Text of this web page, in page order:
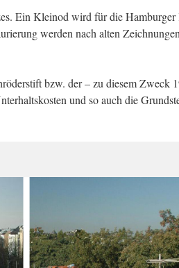
Ein Kleinod wird für die Hamburger
werden nach alten
bzw. der – zu diesem Zweck
und so auch die